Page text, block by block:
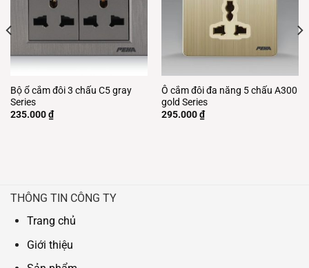
Bộ ổ cắm đôi 3 chấu C5 gray
Series
235.000₫
Ô cắm đôi đa năng 5 chấu A300
gold Series
295.000₫
THÔNG TIN CÔNG TY
Trang chủ
Giới thiệu